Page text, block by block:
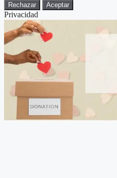
Rechazar Aceptar
Privacidad